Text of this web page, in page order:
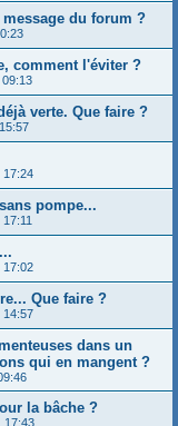
du forum ?
comment l'éviter ?
verte. Que faire ?
17:24
pompe...
17:02
Que faire ?
14:57
dans un
qui en mangent ?
la bâche ?
17:43